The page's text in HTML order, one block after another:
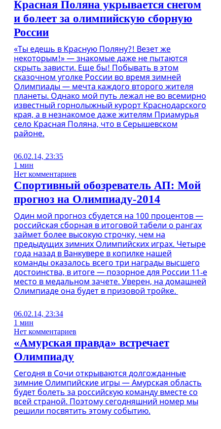
Красная Поляна укрывается снегом
и болеет за олимпийскую сборную
России
«Ты едешь в Красную Поляну?! Везет же
некоторым!» — знакомые даже не пытаются
скрыть зависти. Еще бы! Побывать в этом
сказочном уголке России во время зимней
Олимпиады — мечта каждого второго жителя
планеты. Однако мой путь лежал не во всемирно
известный горнолыжный курорт Краснодарского
края, а в незнакомое даже жителям Приамурья
село Красная Поляна, что в Серышевском
районе.
06.02.14, 23:35
1 мин
Нет комментариев
Спортивный обозреватель АП: Мой
прогноз на Олимпиаду-2014
Один мой прогноз сбудется на 100 процентов —
российская сборная в итоговой табели о рангах
займет более высокую строчку, чем на
предыдущих зимних Олимпийских играх. Четыре
года назад в Ванкувере в копилке нашей
команды оказалось всего три награды высшего
достоинства, в итоге — позорное для России 11‑е
место в медальном зачете. Уверен, на домашней
Олимпиаде она будет в призовой тройке.
06.02.14, 23:34
1 мин
Нет комментариев
«Амурская правда» встречает
Олимпиаду
Сегодня в Сочи открываются долгожданные
зимние Олимпийские игры — Амурская область
будет болеть за российскую команду вместе со
всей страной. Поэтому сегодняшний номер мы
решили посвятить этому событию.